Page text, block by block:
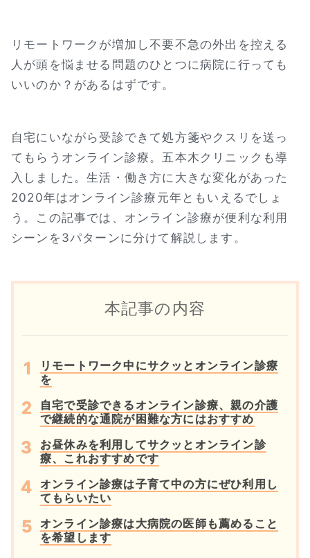
リモートワークが増加し不要不急の外出を控える
人が頭を悩ませる問題のひとつに病院に行っても
いいのか？があるはずです。
自宅にいながら受診できて処方箋やクスリを送っ
てもらうオンライン診療。五本木クリニックも導
入しました。生活・働き方に大きな変化があった
2020年はオンライン診療元年ともいえるでしょ
う。この記事では、オンライン診療が便利な利用
シーンを3パターンに分けて解説します。
本記事の内容
リモートワーク中にサクッとオンライン診療
を
自宅で受診できるオンライン診療、親の介護
で継続的な通院が困難な方にはおすすめ
お昼休みを利用してサクッとオンライン診
療、これおすすめです
オンライン診療は子育て中の方にぜひ利用し
てもらいたい
オンライン診療は大病院の医師も薦めること
を希望します